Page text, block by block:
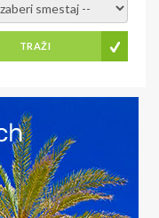
smestaj -
TRAŽI